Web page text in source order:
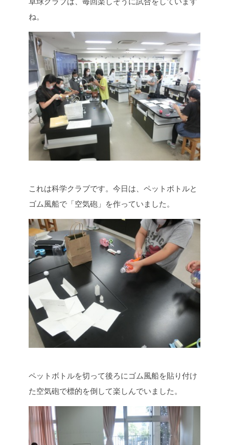
ね。
これは科学クラブです。今日は、ペットボトルと
ゴム風船で「空気砲」を作っていました。
ペットボトルを切って後ろにゴム風船を貼り付け
た空気砲で標的を倒して楽しんでいました。